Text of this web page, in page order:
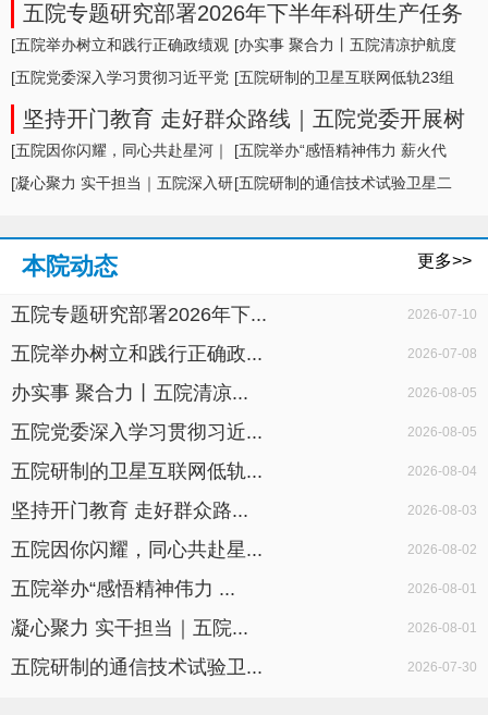
五院专题研究部署2026年下半年科研生产任务
形势及举措
[五院举办树立和践行正确政绩观
学习教育专题... ]
[办实事 聚合力丨五院清凉护航度
盛夏，暖心... ]
[五院党委深入学习贯彻习近平党
建思想，专题... ]
[五院研制的卫星互联网低轨23组
卫星成功发... ]
坚持开门教育 走好群众路线｜五院党委开展树
立和践行正确政绩观学习教育面对面座谈
[五院因你闪耀，同心共赴星河｜
五院举办20... ]
[五院举办“感悟精神伟力 薪火代
代相传”暨... ]
[凝心聚力 实干担当｜五院深入研[五院研制的通信技术试验卫星二
本院动态 更多>>
五院专题研究部署2026年下... 2026-07-10
五院举办树立和践行正确政... 2026-07-08
办实事 聚合力丨五院清凉... 2026-08-05
五院党委深入学习贯彻习近... 2026-08-05
五院研制的卫星互联网低轨... 2026-08-04
坚持开门教育 走好群众路... 2026-08-03
五院因你闪耀，同心共赴星... 2026-08-02
五院举办“感悟精神伟力 ... 2026-08-01
凝心聚力 实干担当｜五院... 2026-08-01
五院研制的通信技术试验卫... 2026-07-30